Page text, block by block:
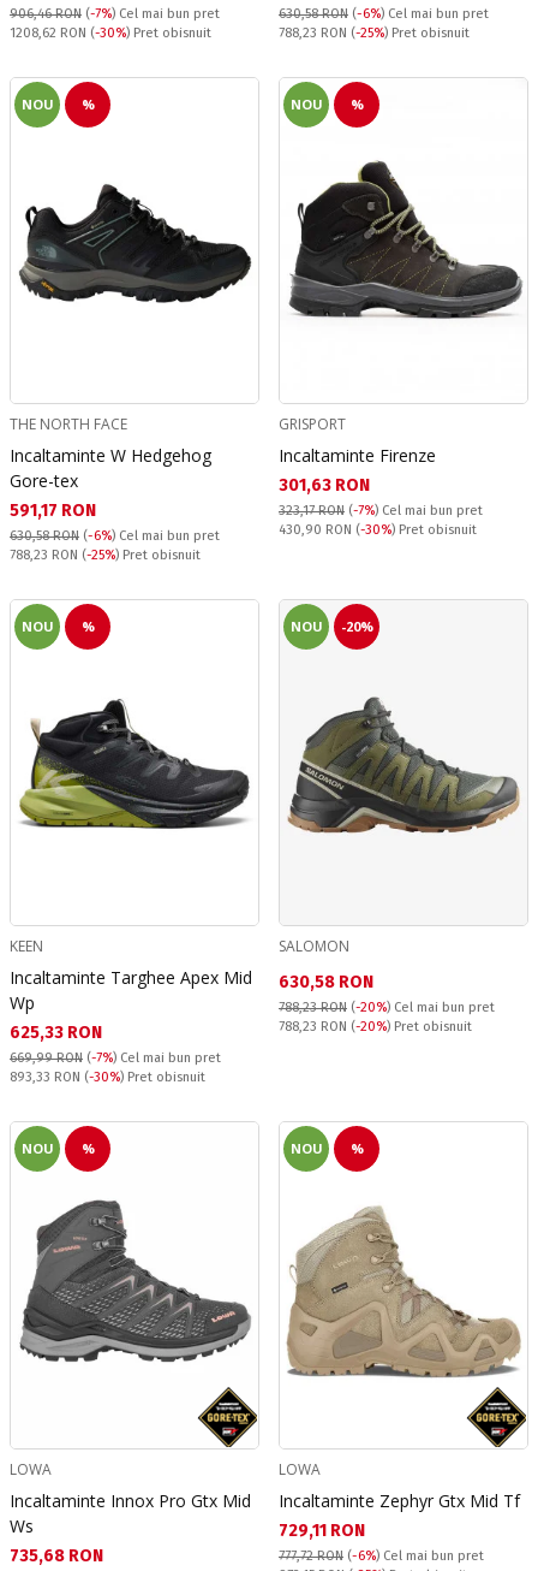
906,46 RON (-7%) Cel mai bun pret
Pret obisnuit:
1208,62 RON (-30%) Pret obisnuit
630,58 RON (-6%) Cel mai bun pret
Pret obisnuit:
788,23 RON (-25%) Pret obisnuit
NOU %
THE NORTH FACE
Incaltaminte W Hedgehog
Gore-tex
Текуща цена:
591,17 RON
630,58 RON (-6%) Cel mai bun pret
Pret obisnuit:
788,23 RON (-25%) Pret obisnuit
NOU %
GRISPORT
Incaltaminte Firenze
Текуща цена:
301,63 RON
323,17 RON (-7%) Cel mai bun pret
Pret obisnuit:
430,90 RON (-30%) Pret obisnuit
NOU %
KEEN
Incaltaminte Targhee Apex Mid
Wp
Текуща цена:
625,33 RON
669,99 RON (-7%) Cel mai bun pret
Pret obisnuit:
893,33 RON (-30%) Pret obisnuit
NOU -20%
SALOMON
Текуща цена:
630,58 RON
788,23 RON (-20%) Cel mai bun pret
Pret obisnuit:
788,23 RON (-20%) Pret obisnuit
NOU %
LOWA
Incaltaminte Innox Pro Gtx Mid
Ws
Текуща цена:
735,68 RON
NOU %
LOWA
Incaltaminte Zephyr Gtx Mid Tf
Текуща цена:
729,11 RON
777,72 RON (-6%) Cel mai bun pret